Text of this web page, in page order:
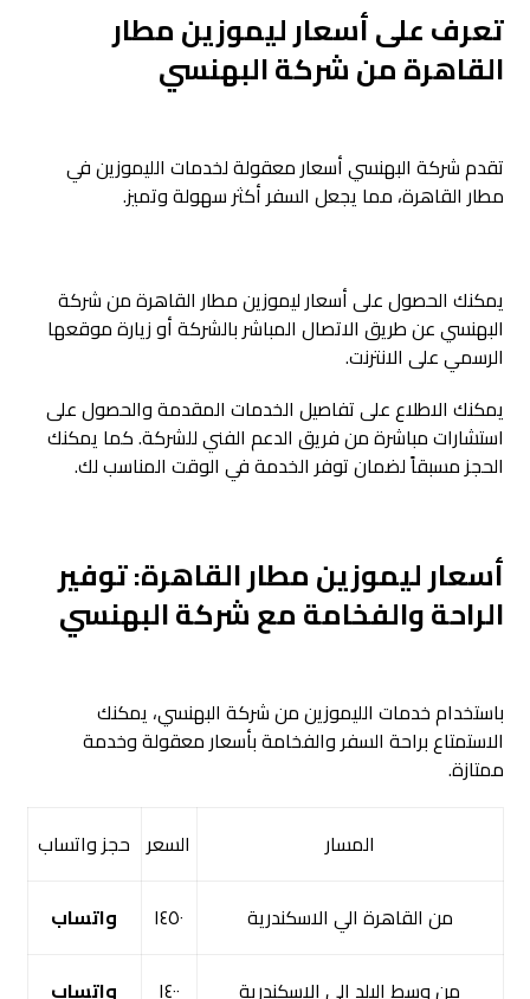
تعرف على أسعار ليموزين مطار
القاهرة من شركة البهنسي
تقدم شركة البهنسي أسعار معقولة لخدمات الليموزين في
مطار القاهرة، مما يجعل السفر أكثر سهولة وتميز.
يمكنك الحصول على أسعار ليموزين مطار القاهرة من شركة
البهنسي عن طريق الاتصال المباشر بالشركة أو زيارة موقعها
الرسمي على الانترنت.
يمكنك الاطلاع على تفاصيل الخدمات المقدمة والحصول على
استشارات مباشرة من فريق الدعم الفني للشركة. كما يمكنك
الحجز مسبقاً لضمان توفر الخدمة في الوقت المناسب لك.
أسعار ليموزين مطار القاهرة: توفير
الراحة والفخامة مع شركة البهنسي
باستخدام خدمات الليموزين من شركة البهنسي، يمكنك
الاستمتاع براحة السفر والفخامة بأسعار معقولة وخدمة
ممتازة.
حجز واتساب السعر المسار
واتساب ١٤٥٠ من القاهرة الي الاسكندرية
واتساب ١٤٠٠ من وسط البلد الي الاسكندرية